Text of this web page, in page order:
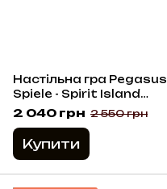
Настільна гра Pegasus
Spiele - Spirit Island
(нім)
2 040 грн 2 550 грн
Купити